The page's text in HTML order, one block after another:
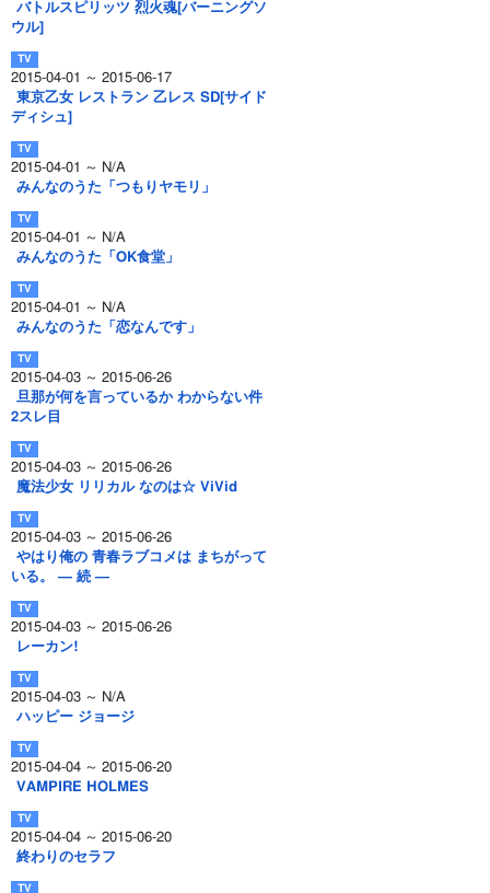
バトルスピリッツ 烈火魂[バーニングソ
ウル]
2015-04-01 ～ 2015-06-17
東京乙女 レストラン 乙レス SD[サイド
ディシュ]
2015-04-01 ～ N/A
みんなのうた「つもりヤモリ」
2015-04-01 ～ N/A
みんなのうた「OK食堂」
2015-04-01 ～ N/A
みんなのうた「恋なんです」
2015-04-03 ～ 2015-06-26
旦那が何を言っているか わからない件
2スレ目
2015-04-03 ～ 2015-06-26
魔法少女 リリカル なのは☆ ViVid
2015-04-03 ～ 2015-06-26
やはり俺の 青春ラブコメは まちがって
いる。 ― 続 ―
2015-04-03 ～ 2015-06-26
レーカン!
2015-04-03 ～ N/A
ハッピー ジョージ
2015-04-04 ～ 2015-06-20
VAMPIRE HOLMES
2015-04-04 ～ 2015-06-20
終わりのセラフ